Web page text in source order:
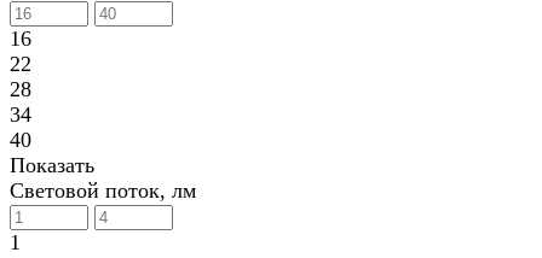
16
22
28
34
40
Показать
Световой поток, лм
1